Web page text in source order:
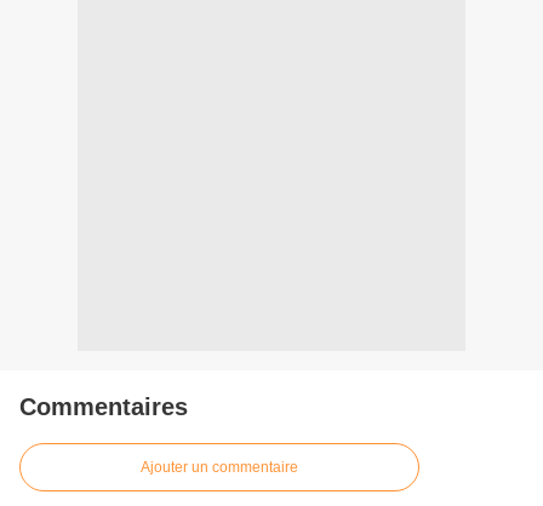
Commentaires
Ajouter un commentaire